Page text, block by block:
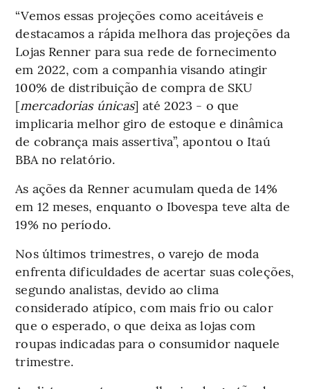
“Vemos essas projeções como aceitáveis e
destacamos a rápida melhora das projeções da
Lojas Renner para sua rede de fornecimento
em 2022, com a companhia visando atingir
100% de distribuição de compra de SKU
[mercadorias únicas] até 2023 - o que
implicaria melhor giro de estoque e dinâmica
de cobrança mais assertiva”, apontou o Itaú
BBA no relatório.
As ações da Renner acumulam queda de 14%
em 12 meses, enquanto o Ibovespa teve alta de
19% no período.
Nos últimos trimestres, o varejo de moda
enfrenta dificuldades de acertar suas coleções,
segundo analistas, devido ao clima
considerado atípico, com mais frio ou calor
que o esperado, o que deixa as lojas com
roupas indicadas para o consumidor naquele
trimestre.